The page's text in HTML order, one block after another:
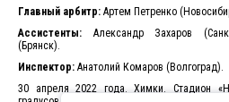
Главный арбитр: Артем Петренко
Ассистенты: Александр Захаров
(Брянск).
Инспектор: Анатолий Комаров (Волгоград).
30 апреля 2022 года. Химки. Стадион